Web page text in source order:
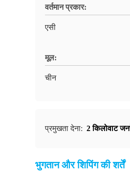
वर्तमान प्रकार:
एसी
मूल:
चीन
प्रमुखता देना: 2 किलोवाट
भुगतान और शिपिंग की शर्तें